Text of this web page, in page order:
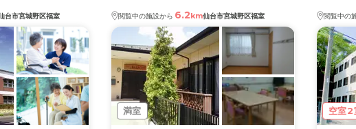
台市宮城野区福室 閲覧中の施設から 6.2km仙台市宮城野区福室
満室
閲覧中の
空室2